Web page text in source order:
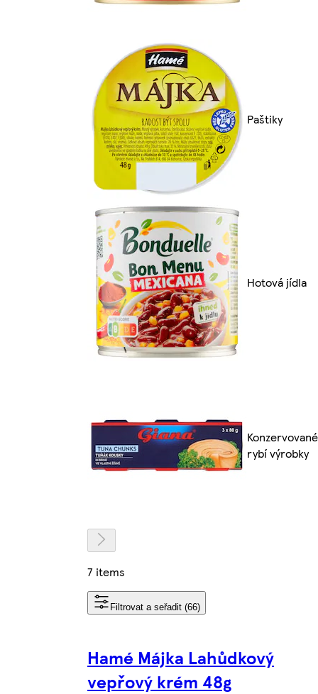
Paštiky
Hotová jídla
Konzervované
rybí výrobky
7 items
Filtrovat a seřadit (66)
Hamé Májka Lahůdkový
vepřový krém 48g